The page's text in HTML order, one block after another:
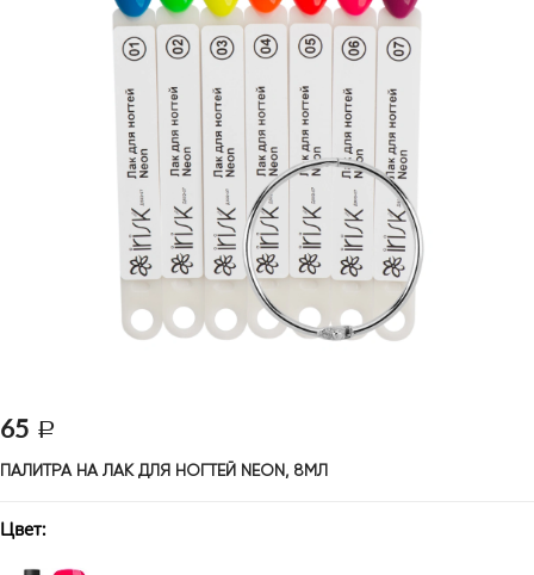
65
ПАЛИТРА НА ЛАК ДЛЯ НОГТЕЙ NEON, 8МЛ
Цвет: